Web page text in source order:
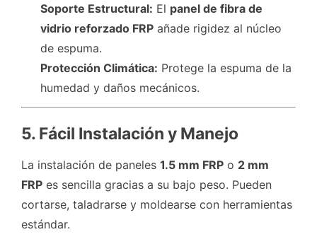
Soporte Estructural: El panel de fibra de
vidrio reforzado FRP añade rigidez al núcleo
de espuma.
Protección Climática: Protege la espuma de la
humedad y daños mecánicos.
5. Fácil Instalación y Manejo
La instalación de paneles 1.5 mm FRP o 2 mm
FRP es sencilla gracias a su bajo peso. Pueden
cortarse, taladrarse y moldearse con herramientas
estándar.